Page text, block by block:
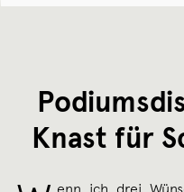
Knast für